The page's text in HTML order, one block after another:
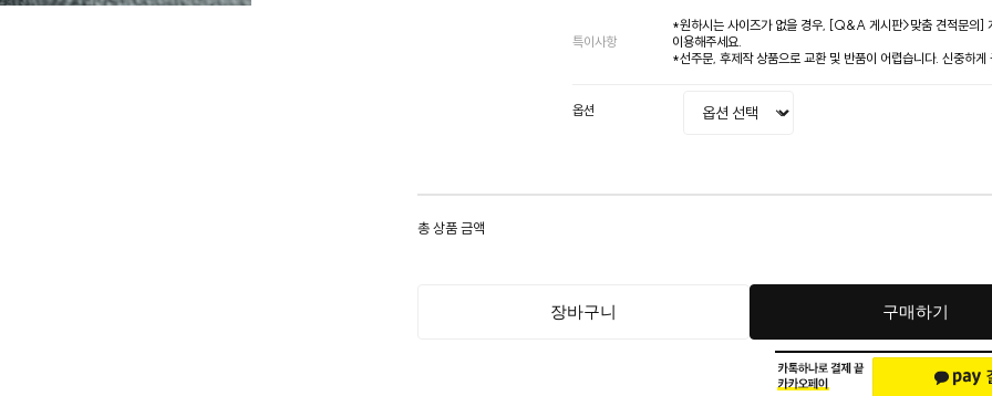
특이사항
*원하시는 사이즈가 없을 경우, [Q&A 게시판>맞춤 견적문의]
이용해주세요.
*선주문, 후제작 상품으로 교환 및 반품이 어렵습니다. 신중하게
옵션
총 상품 금액
장바구니 구매하기